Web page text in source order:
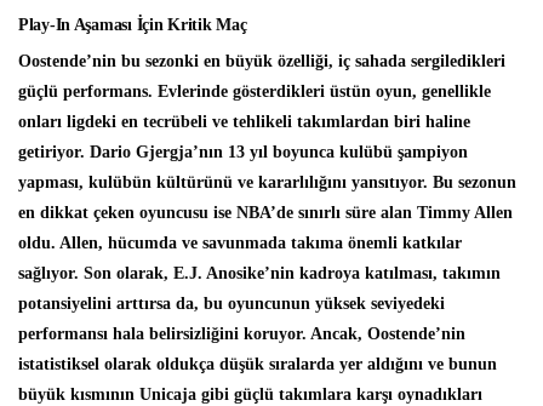
Play-In Aşaması İçin Kritik Maç
Oostende’nin bu sezonki en büyük özelliği, iç sahada sergiledikleri
güçlü performans. Evlerinde gösterdikleri üstün oyun, genellikle
onları ligdeki en tecrübeli ve tehlikeli takımlardan biri haline
getiriyor. Dario Gjergja’nın 13 yıl boyunca kulübü şampiyon
yapması, kulübün kültürünü ve kararlılığını yansıtıyor. Bu sezonun
en dikkat çeken oyuncusu ise NBA’de sınırlı süre alan Timmy Allen
oldu. Allen, hücumda ve savunmada takıma önemli katkılar
sağlıyor. Son olarak, E.J. Anosike’nin kadroya katılması, takımın
potansiyelini arttırsa da, bu oyuncunun yüksek seviyedeki
performansı hala belirsizliğini koruyor. Ancak, Oostende’nin
istatistiksel olarak oldukça düşük sıralarda yer aldığını ve bunun
büyük kısmının Unicaja gibi güçlü takımlara karşı oynadıkları